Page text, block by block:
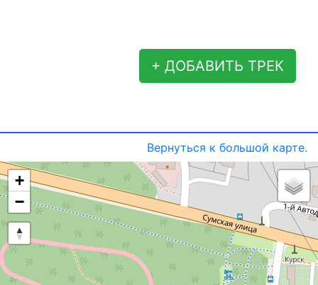
+ ДОБАВИТЬ ТРЕК
Вернуться к большой карте.
+
−